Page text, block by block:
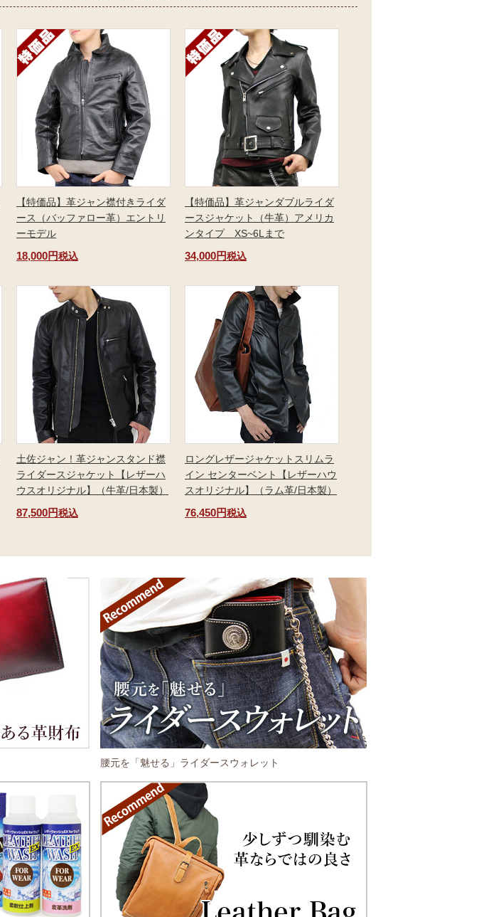
【特価品】革ジャン襟付きライダ
ース（バッファロー革）エントリ
ーモデル
18,000円税込
【特価品】革ジャンダブルライダ
ースジャケット（牛革）アメリカ
ンタイプ XS~6Lまで
34,000円税込
土佐ジャン！革ジャンスタンド襟
ライダースジャケット【レザーハ
ウスオリジナル】（牛革/日本製）
87,500円税込
ロングレザージャケットスリムラ
イン センターベント【レザーハウ
スオリジナル】（ラム革/日本製）
76,450円税込
腰元を「魅せる」ライダースウォレット